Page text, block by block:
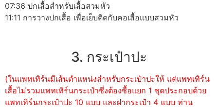
07:36 ปกเสื้อสำหรับเสื้อสวมหัว
11:11 การวางปกเสื้อ เพื่อเย็บติดกับคอเสื้อแบบสวมหัว
3. กระเป๋าปะ
(ในแพทเทิร์นมีเส้นตำแหน่งสำหรับกระเป๋าปะให้ แต่แพทเทิร์น
เสื้อไม่รวมแพทเทิร์นกระเป๋าซึ่งต้องซื้อแยก 1 ชุดประกอบด้วย
แพทเทิร์นกระเป๋าปะ 10 แบบ และฝากระเป๋า 4 แบบ ท่าน